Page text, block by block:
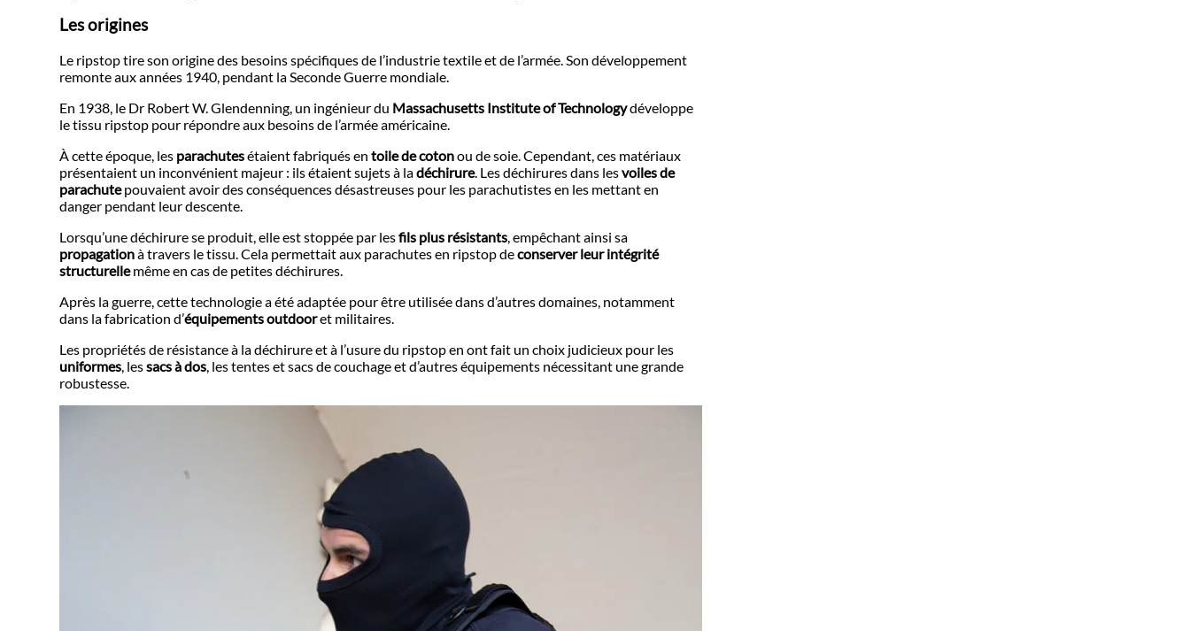
Les origines
Le ripstop tire son origine des besoins spécifiques de l’industrie textile et de l’armée. Son développement
remonte aux années 1940, pendant la Seconde Guerre mondiale.
En 1938, le Dr Robert W. Glendenning, un ingénieur du Massachusetts Institute of Technologydéveloppe
le tissu ripstop pour répondre aux besoins de l’armée américaine.
À cette époque, les parachutesétaient fabriqués entoile de cotonou de soie. Cependant, ces matériaux
présentaient un inconvénient majeur : ils étaient sujets à ladéchirure. Les déchirures dans lesvoiles de
parachutepouvaient avoir des conséquences désastreuses pour les parachutistes en les mettant en
danger pendant leur descente.
Lorsqu’une déchirure se produit, elle est stoppée par lesfils plus résistants, empêchant ainsi sa
propagationà travers le tissu. Cela permettait aux parachutes en ripstop deconserver leur intégrité
structurellemême en cas de petites déchirures.
Après la guerre, cette technologie a été adaptée pour être utilisée dans d’autres domaines, notamment
dans la fabrication d’équipements outdooret militaires.
Les propriétés de résistance à la déchirure et à l’usure du ripstop en ont fait un choix judicieux pour les
uniformes, lessacs à dos, les tentes et sacs de couchage et d’autres équipements nécessitant une grande
robustesse.